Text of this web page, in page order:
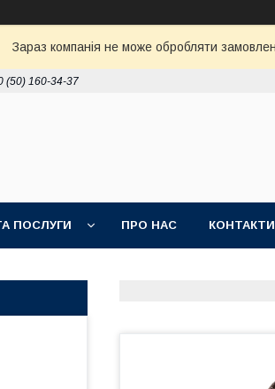
Зараз компанія не може обробляти
(50) 160-34-37
ПОСЛУГИ ПРО НАС КОНТАКТИ